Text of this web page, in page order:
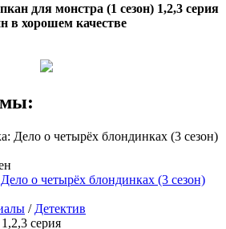
для монстра (1 сезон) 1,2,3 серия
в хорошем качестве
о четырёх блондинках (3 сезон)
/ Детектив